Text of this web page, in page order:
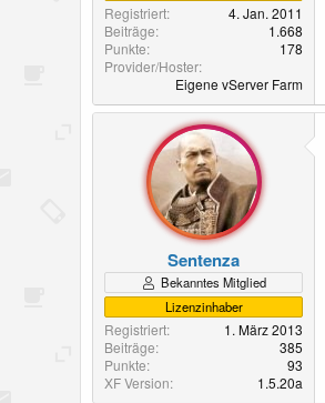
Registriert
4. Jan. 2011
Beiträge
1.668
Punkte
178
Provider/Hoster
Eigene vServer Farm
Sentenza
Bekanntes Mitglied
Lizenzinhaber
Registriert
1. März 2013
Beiträge
385
Punkte
93
XF Version
1.5.20a